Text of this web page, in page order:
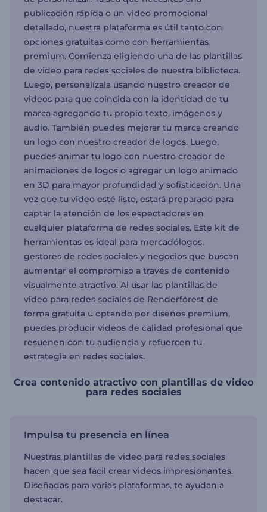
publicación rápida o un video promocional
detallado, nuestra plataforma es útil tanto con
opciones gratuitas como con herramientas
premium. Comienza eligiendo una de las plantillas
de video para redes sociales de nuestra biblioteca.
Luego, personalízala usando nuestro creador de
videos para que coincida con la identidad de tu
marca agregando tu propio texto, imágenes y
audio. También puedes mejorar tu marca creando
un logo con nuestro creador de logos. Luego,
puedes animar tu logo con nuestro creador de
animaciones de logos o agregar un logo animado
en 3D para mayor profundidad y sofisticación. Una
vez que tu video esté listo, estará preparado para
captar la atención de los espectadores en
cualquier plataforma de redes sociales. Este kit de
herramientas es ideal para mercadólogos,
gestores de redes sociales y negocios que buscan
aumentar el compromiso a través de contenido
visualmente atractivo. Al usar las plantillas de
video para redes sociales de Renderforest de
forma gratuita u optando por diseños premium,
puedes producir videos de calidad profesional que
resuenen con tu audiencia y refuercen tu
estrategia en redes sociales.
Crea contenido atractivo con plantillas de video
para redes sociales
Impulsa tu presencia en línea
Nuestras plantillas de video para redes sociales
hacen que sea fácil crear videos impresionantes.
Diseñadas para varias plataformas, te ayudan a
destacar.